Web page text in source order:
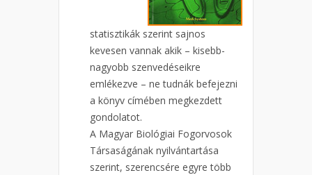
statisztikák szerint sajnos
kevesen vannak akik – kisebb-
nagyobb szenvedéseikre
emlékezve – ne tudnák befejezni
a könyv címében megkezdett
gondolatot.
A Magyar Biológiai Fogorvosok
Társaságának nyilvántartása
szerint, szerencsére egyre több